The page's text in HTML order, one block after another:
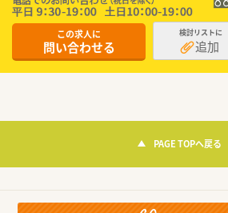
この求人に
問い合わせる
検討リストに
追加
PAGE TOPへ戻る